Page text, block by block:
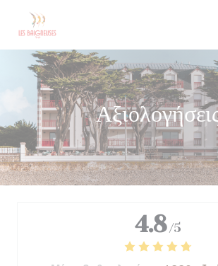
Πίνακας διαχείρισης "Μπισκότων" (Cookies)
4.8 /5